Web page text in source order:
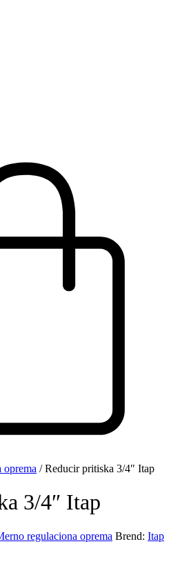
oprema / Reducir pritiska 3/4″ Itap
3/4″ Itap
regulaciona oprema Brend: Itap